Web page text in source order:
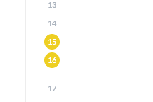
13
14
15
16
17